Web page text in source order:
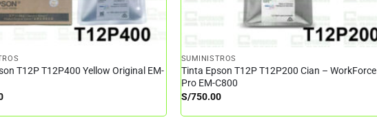
T12P T12P400 Yellow Original EM-
SUMINISTROS
Tinta Epson T12P T12P200 Cian – WorkForce
Pro EM-C800
S/750.00